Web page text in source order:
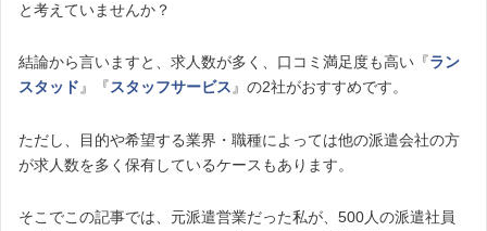
と考えていませんか？
結論から言いますと、求人数が多く、口コミ満足度も高い『ラン
スタッド』『スタッフサービス』の2社がおすすめです。
ただし、目的や希望する業界・職種によっては他の派遣会社の方
が求人数を多く保有しているケースもあります。
そこでこの記事では、元派遣営業だった私が、500人の派遣社員